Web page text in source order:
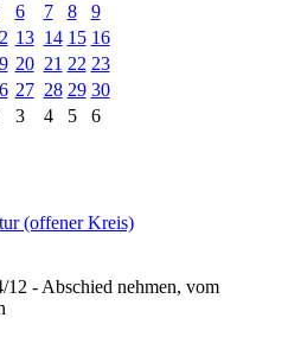
6 7 8
9
13 14 15 16
20 21 22 23
27 28 29 30
3 4 5 6
(offener Kreis)
12 - Abschied nehmen, vom